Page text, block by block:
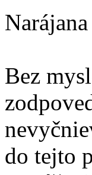
Bez
do tejto